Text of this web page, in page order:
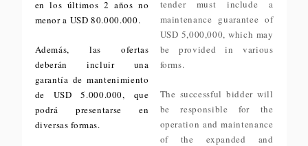
en los últimos 2 años no
menor a USD 80.000.000.
Además, las ofertas
deberán incluir una
garantía de mantenimiento
de USD 5.000.000, que
podrá presentarse en
diversas formas.
tender must include a
maintenance guarantee of
USD 5,000,000, which may
be provided in various
forms.
The successful bidder will
be responsible for the
operation and maintenance
of the expanded and